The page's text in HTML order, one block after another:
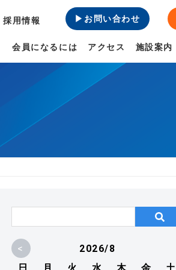
会員になるには アクセス 施設案内
採用情報 ▶お問い合わせ
<
2026/8